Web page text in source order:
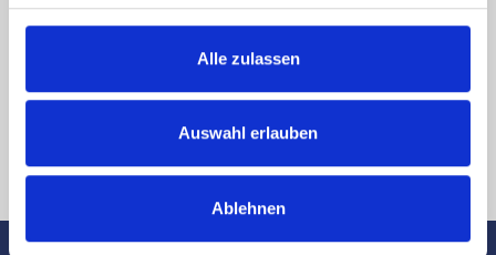
Alle zulassen
Auswahl erlauben
Ablehnen
Hinweis: Sie können Ihre Einwilligung jederzeit für die Zukunft per E-Mail
an info@hegerich-immobilien.de widerrufen. *
Absenden